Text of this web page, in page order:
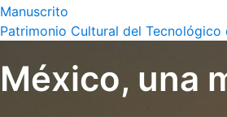
Manuscrito
Patrimonio Cultural del Tecnológico
México, una